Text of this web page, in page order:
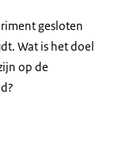
gesloten
Wat is het doel
op de